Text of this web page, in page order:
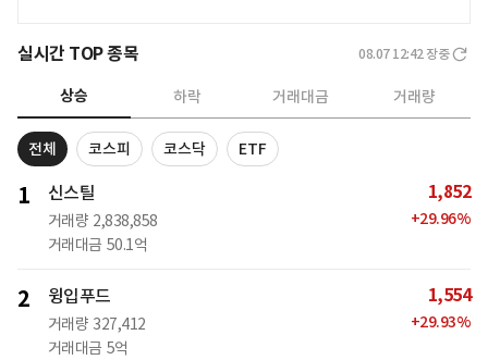
실시간 TOP 종목 08.07 12:42 장중
상승 하락 거래대금 거래량
전체 코스피 코스닥 ETF
1 신스틸
거래량 2,838,858
거래대금 50.1억
1,852
+29.96%
2 윙입푸드
거래량 327,412
거래대금 5억
1,554
+29.93%